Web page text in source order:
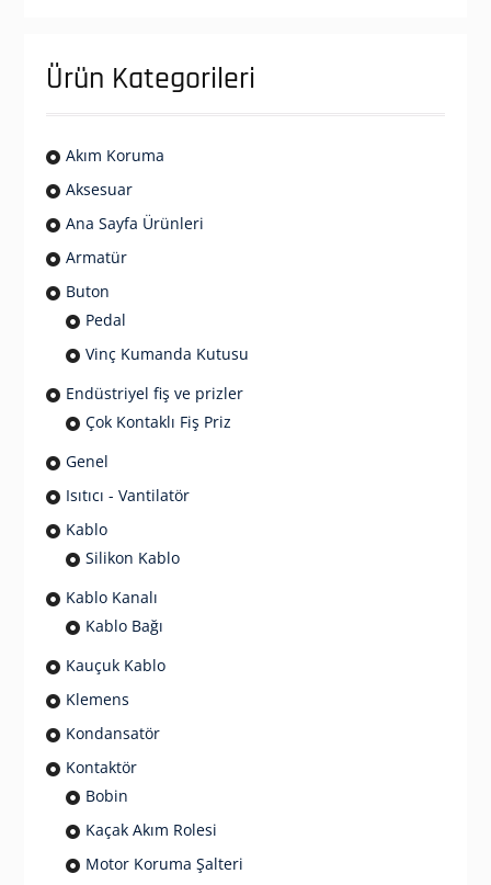
Ürün Kategorileri
Akım Koruma
Aksesuar
Ana Sayfa Ürünleri
Armatür
Buton
Pedal
Vinç Kumanda Kutusu
Endüstriyel fiş ve prizler
Çok Kontaklı Fiş Priz
Genel
Isıtıcı - Vantilatör
Kablo
Silikon Kablo
Kablo Kanalı
Kablo Bağı
Kauçuk Kablo
Klemens
Kondansatör
Kontaktör
Bobin
Kaçak Akım Rolesi
Motor Koruma Şalteri